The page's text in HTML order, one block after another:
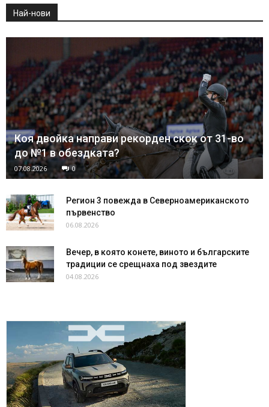
Най-нови
Коя двойка направи рекорден скок от 31-во
до №1 в обездката?
07.08.2026 0
Регион 3 повежда в Северноамериканското
първенство
06.08.2026
Вечер, в която конете, виното и българските
традиции се срещнаха под звездите
04.08.2026